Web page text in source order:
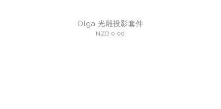
Olga 光雕投影套件
NZD 0.00